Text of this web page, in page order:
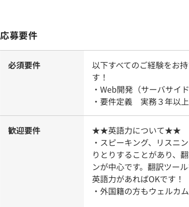
応募要件
必須要件
以下すべてのご経験をお
す！
・Web開発（サーバサ
・要件定義 実務３年以上
歓迎要件
★★英語力について★★
・スピーキング、リスニ
りとりすることがあり、
ンが中心です。翻訳ツー
英語力があればOKです！
・外国籍の方もウェルカ